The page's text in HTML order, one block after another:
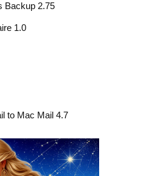
Backup 2.75
1.0
to Mac Mail 4.7